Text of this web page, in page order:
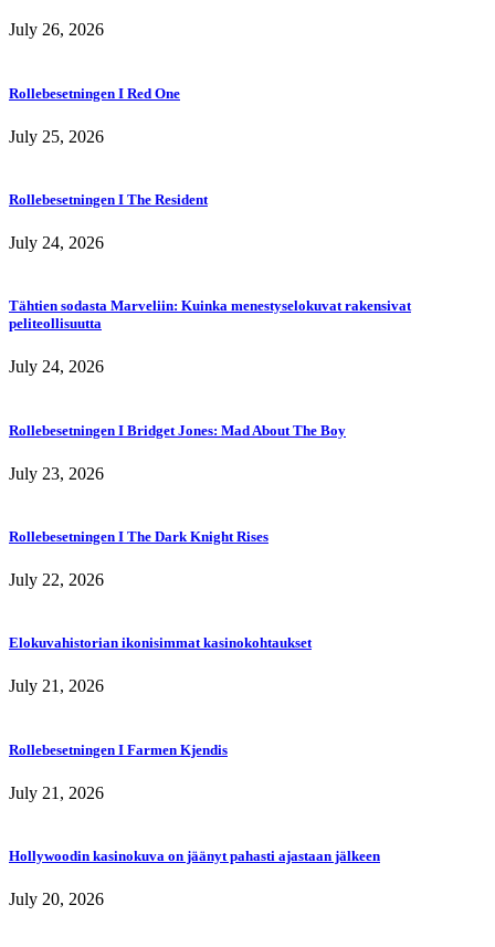
July 26, 2026
Rollebesetningen I Red One
July 25, 2026
Rollebesetningen I The Resident
July 24, 2026
Tähtien sodasta Marveliin: Kuinka menestyselokuvat rakensivat
peliteollisuutta
July 24, 2026
Rollebesetningen I Bridget Jones: Mad About The Boy
July 23, 2026
Rollebesetningen I The Dark Knight Rises
July 22, 2026
Elokuvahistorian ikonisimmat kasinokohtaukset
July 21, 2026
Rollebesetningen I Farmen Kjendis
July 21, 2026
Hollywoodin kasinokuva on jäänyt pahasti ajastaan jälkeen
July 20, 2026